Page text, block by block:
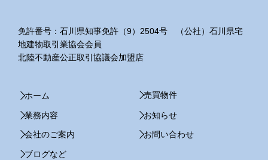
免許番号：石川県知事免許（9）2504号 （公社）石川県宅
地建物取引業協会会員
北陸不動産公正取引協議会加盟店
ホーム 売買物件
業務内容 お知らせ
会社のご案内 お問い合わせ
ブログなど